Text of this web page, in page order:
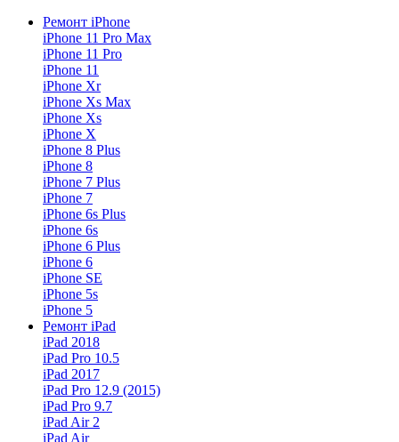
Ремонт iPhone
iPhone 11 Pro Max
iPhone 11 Pro
iPhone 11
iPhone Xr
iPhone Xs Max
iPhone Xs
iPhone X
iPhone 8 Plus
iPhone 8
iPhone 7 Plus
iPhone 7
iPhone 6s Plus
iPhone 6s
iPhone 6 Plus
iPhone 6
iPhone SE
iPhone 5s
iPhone 5
Ремонт iPad
iPad 2018
iPad Pro 10.5
iPad 2017
iPad Pro 12.9 (2015)
iPad Pro 9.7
iPad Air 2
iPad Air